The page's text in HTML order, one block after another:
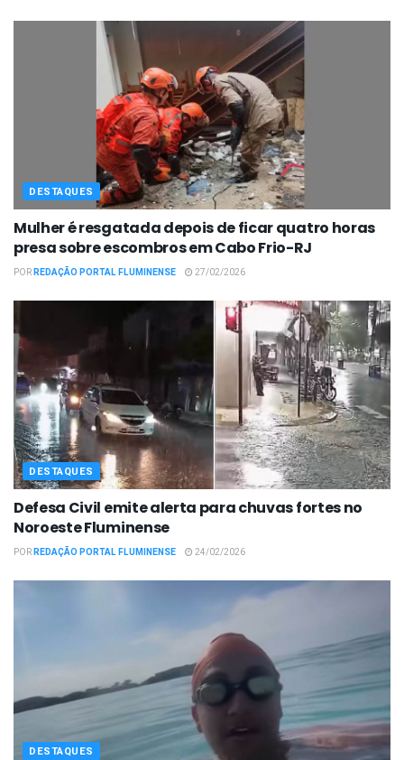
DESTAQUES
Mulher é resgatada depois de ficar quatro horas
presa sobre escombros em Cabo Frio-RJ
PORREDAÇÃO PORTAL FLUMINENSE 27/02/2026
DESTAQUES
Defesa Civil emite alerta para chuvas fortes no
Noroeste Fluminense
PORREDAÇÃO PORTAL FLUMINENSE 24/02/2026
DESTAQUES